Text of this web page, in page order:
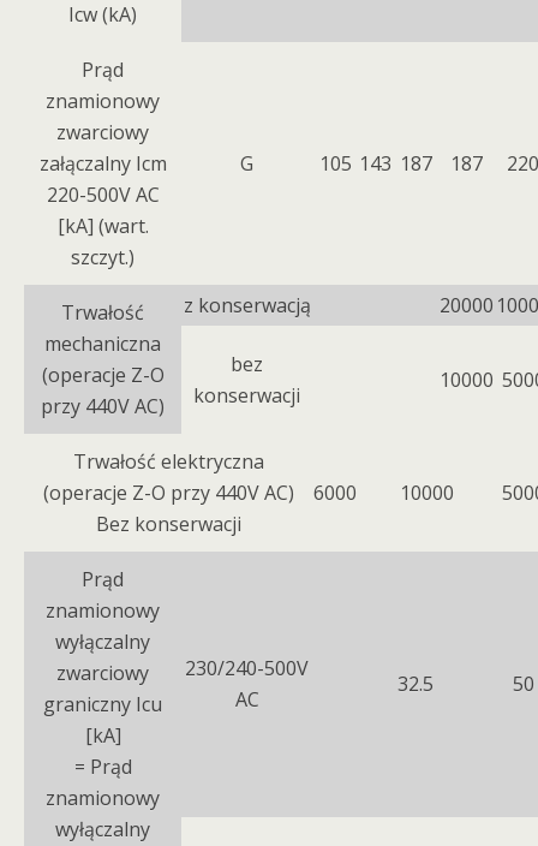
Icw (kA)
Prąd
znamionowy
zwarciowy
załączalny Icm
220-500V AC
[kA] (wart.
szczyt.)
G 105 143 187 187 220
Trwałość
mechaniczna
(operacje Z-O
przy 440V AC)
z konserwacją 20000
bez
konserwacji
10000
Trwałość elektryczna
(operacje Z-O przy 440V AC)
Bez konserwacji
6000 10000
Prąd
znamionowy
wyłączalny
zwarciowy
graniczny Icu
[kA]
= Prąd
znamionowy
wyłączalny
230/240-500V
AC
32.5 50